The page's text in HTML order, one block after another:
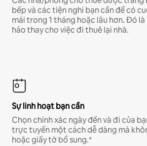
bếp và các tiện nghi bạn cần để có
mái trong 1 tháng hoặc lâu hơn. Đó
hảo thay cho việc đi thuê lại nhà.
Sự linh hoạt bạn cần
Chọn chính xác ngày đến và đi của
trực tuyến một cách dễ dàng mà
hoặc giấy tờ bổ sung.*